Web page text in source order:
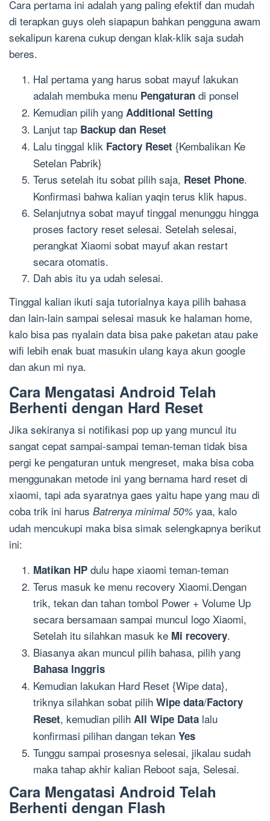
Cara pertama ini adalah yang paling efektif dan mudah
di terapkan guys oleh siapapun bahkan pengguna awam
sekalipun karena cukup dengan klak-klik saja sudah
beres.
Hal pertama yang harus sobat mayuf lakukan
adalah membuka menu Pengaturan di ponsel
Kemudian pilih yang Additional Setting
Lanjut tap Backup dan Reset
Lalu tinggal klik Factory Reset {Kembalikan Ke
Setelan Pabrik}
Terus setelah itu sobat pilih saja, Reset Phone.
Konfirmasi bahwa kalian yaqin terus klik hapus.
Selanjutnya sobat mayuf tinggal menunggu hingga
proses factory reset selesai. Setelah selesai,
perangkat Xiaomi sobat mayuf akan restart
secara otomatis.
Dah abis itu ya udah selesai.
Tinggal kalian ikuti saja tutorialnya kaya pilih bahasa
dan lain-lain sampai selesai masuk ke halaman home,
kalo bisa pas nyalain data bisa pake paketan atau pake
wifi lebih enak buat masukin ulang kaya akun google
dan akun mi nya.
Cara Mengatasi Android Telah
Berhenti dengan Hard Reset
Jika sekiranya si notifikasi pop up yang muncul itu
sangat cepat sampai-sampai teman-teman tidak bisa
pergi ke pengaturan untuk mengreset, maka bisa coba
menggunakan metode ini yang bernama hard reset di
xiaomi, tapi ada syaratnya gaes yaitu hape yang mau di
coba trik ini harus Batrenya minimal 50% yaa, kalo
udah mencukupi maka bisa simak selengkapnya berikut
ini:
Matikan HP dulu hape xiaomi teman-teman
Terus masuk ke menu recovery Xiaomi.Dengan
trik, tekan dan tahan tombol Power + Volume Up
secara bersamaan sampai muncul logo Xiaomi,
Setelah itu silahkan masuk ke Mi recovery.
Biasanya akan muncul pilih bahasa, pilih yang
Bahasa Inggris
Kemudian lakukan Hard Reset {Wipe data},
triknya silahkan sobat pilih Wipe data/Factory
Reset, kemudian pilih All Wipe Data lalu
konfirmasi pilihan dangan tekan Yes
Tunggu sampai prosesnya selesai, jikalau sudah
maka tahap akhir kalian Reboot saja, Selesai.
Cara Mengatasi Android Telah
Berhenti dengan Flash